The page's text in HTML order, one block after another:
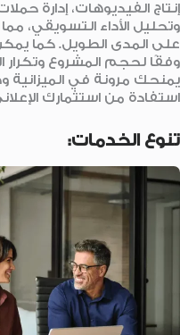
إنتاج الفيديوهات، إدارة
وتحليل الأداء التسويقي،
على المدى الطويل. كما
وفقًا لحجم المشروع وتكرار
يمنحك مرونة في الميزانية
استفادة من استثمارك
تنوع الخدمات: